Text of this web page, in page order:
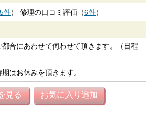
件） 修理の口コミ評価（6件）
合にあわせて伺わせて頂きます。（日程
はお休みを頂きます。
見る お気に入り追加